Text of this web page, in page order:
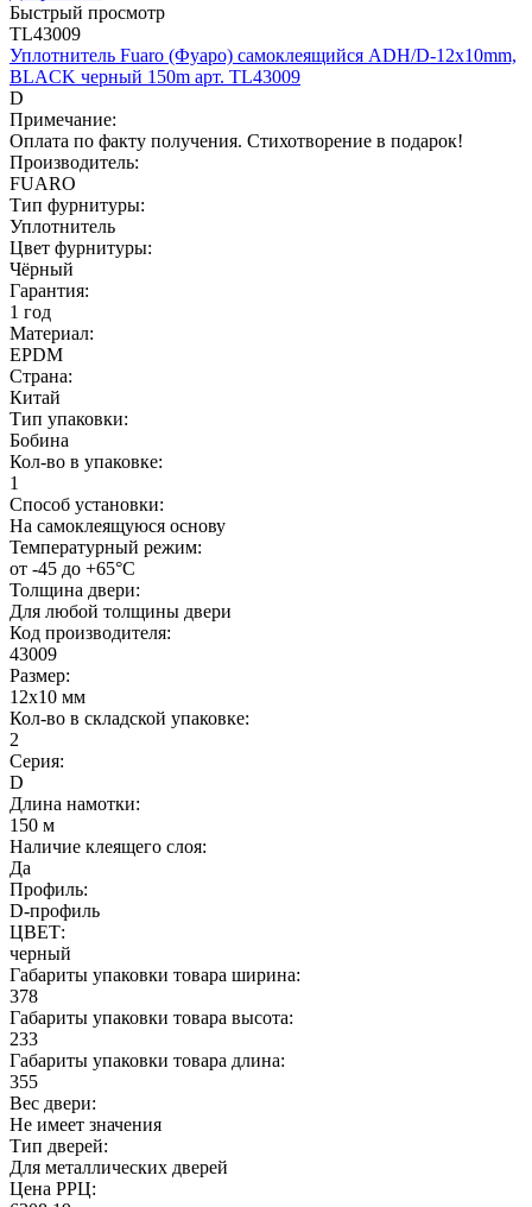
Быстрый просмотр
TL43009
Уплотнитель Fuaro (Фуаро) самоклеящийся ADH/D-12x10mm,
BLACK черный 150m арт. TL43009
D
Примечание:
Оплата по факту получения. Стихотворение в подарок!
Производитель:
FUARO
Тип фурнитуры:
Уплотнитель
Цвет фурнитуры:
Чёрный
Гарантия:
1 год
Материал:
EPDM
Страна:
Китай
Тип упаковки:
Бобина
Кол-во в упаковке:
1
Способ установки:
На самоклеящуюся основу
Температурный режим:
от -45 до +65°С
Толщина двери:
Для любой толщины двери
Код производителя:
43009
Размер:
12х10 мм
Кол-во в складской упаковке:
2
Серия:
D
Длина намотки:
150 м
Наличие клеящего слоя:
Да
Профиль:
D-профиль
ЦВЕТ:
черный
Габариты упаковки товара ширина:
378
Габариты упаковки товара высота:
233
Габариты упаковки товара длина:
355
Вес двери:
Не имеет значения
Тип дверей:
Для металлических дверей
Цена РРЦ: